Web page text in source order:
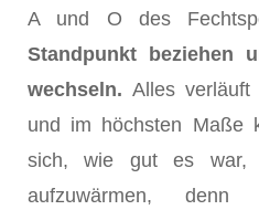
A und O des
Standpunkt beziehen
wechseln.Alles
und im höchsten Maße
sich, wie gut es war,
aufzuwärmen,